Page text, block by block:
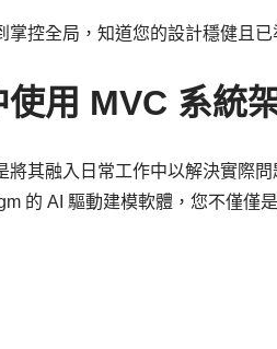
控全局，知道您的設計穩健且已
用 MVC 系統
將其融入日常工作中以解決實際
的 AI 驅動建模軟體，您不僅僅